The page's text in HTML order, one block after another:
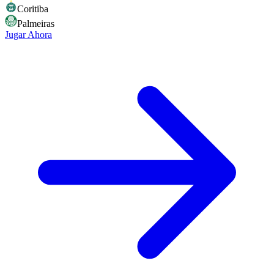
Coritiba
Palmeiras
Jugar Ahora